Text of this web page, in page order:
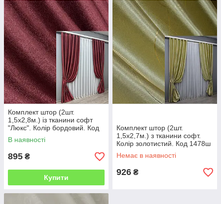
Комплект штор (2шт.
1,5х2,8м.) із тканини софт
"Люкс". Колір бордовий. Код
753ш 30-534
В наявності
895 ₴
Купити
Комплект штор (2шт.
1,5х2,7м.) з тканини софт.
Колір золотистий. Код 1478ш
33-0346
Немає в наявності
926 ₴